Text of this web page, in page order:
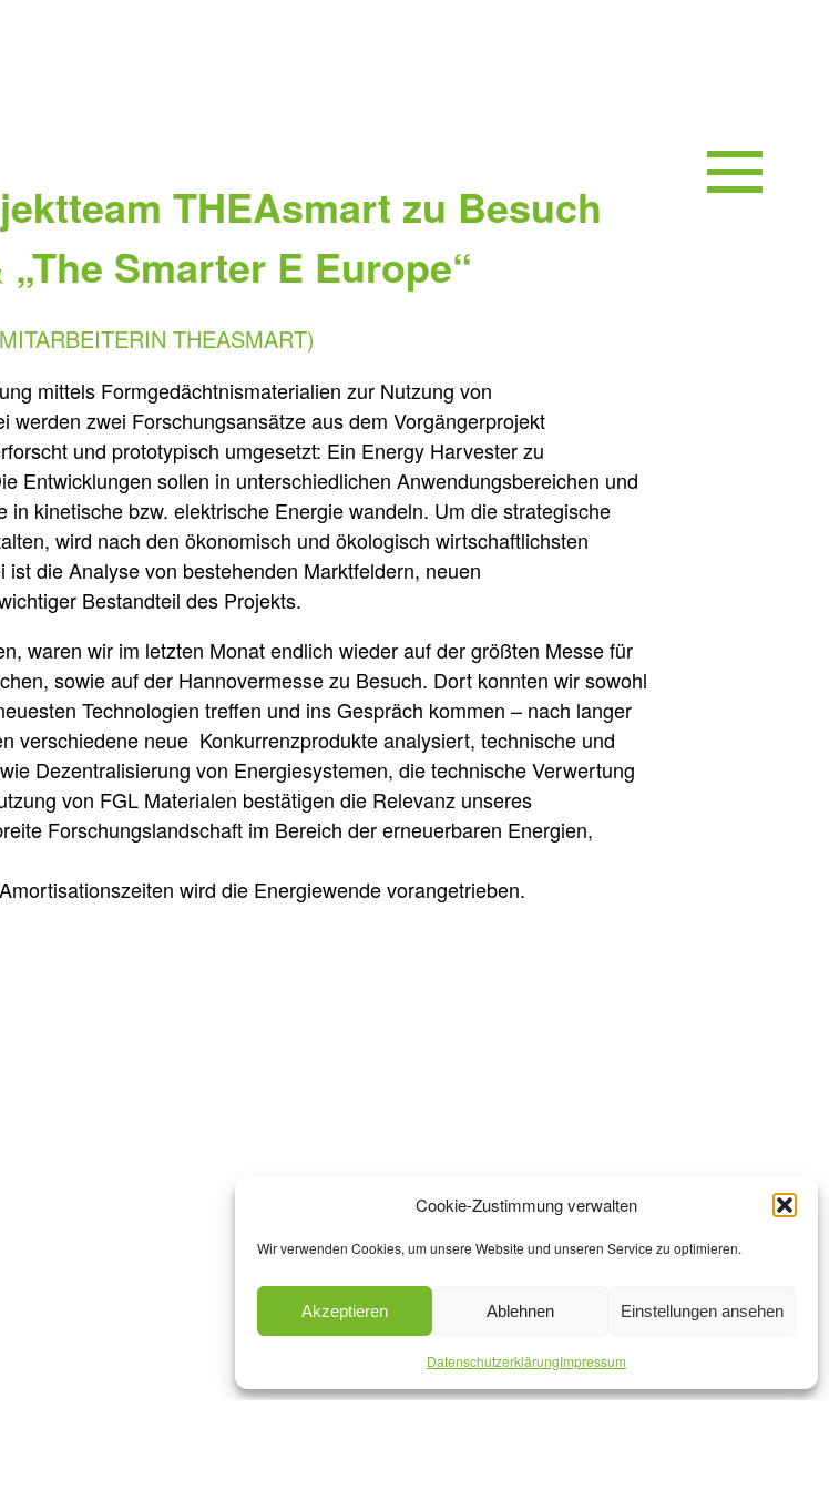
Cookie-Zustimmung verwalten
Wir verwenden Cookies, um unsere Website und unseren Service zu optimieren.
Akzeptieren Ablehnen Einstellungen ansehen
DatenschutzerklärungImpressum
THEAsmart zu Besuch
Smarter E Europe“
THEASMART)
mittels Formgedächtnismaterialien zur Nutzung von
zwei Forschungsansätze aus dem Vorgängerprojekt
und prototypisch umgesetzt: Ein Energy Harvester zu
Entwicklungen sollen in unterschiedlichen Anwendungsbereichen und
kinetische bzw. elektrische Energie wandeln. Um die strategische
wird nach den ökonomisch und ökologisch wirtschaftlichsten
die Analyse von bestehenden Marktfeldern, neuen
Bestandteil des Projekts.
waren wir im letzten Monat endlich wieder auf der größten Messe für
sowie auf der Hannovermesse zu Besuch. Dort konnten wir sowohl
Technologien treffen und ins Gespräch kommen ­– nach langer
verschiedene neue Konkurrenzprodukte analysiert, technische und
Dezentralisierung von Energiesystemen, die technische Verwertung
von FGL Materialen bestätigen die Relevanz unseres
Forschungslandschaft im Bereich der erneuerbaren Energien,
wird die Energiewende vorangetrieben.